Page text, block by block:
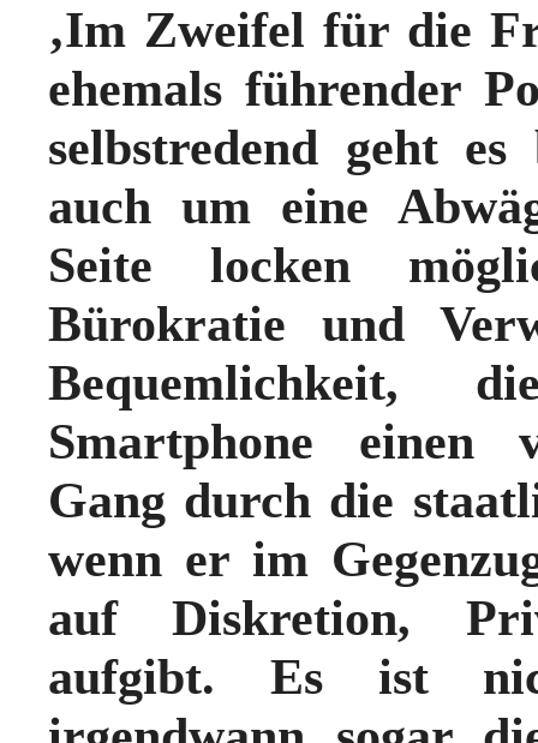
‚Im Zweifel für die
ehemals führender
selbstredend geht
auch um eine
Seite locken
Bürokratie und
Bequemlichkeit,
Smartphone einen
Gang durch die
wenn er im
auf Diskretion,
aufgibt. Es ist